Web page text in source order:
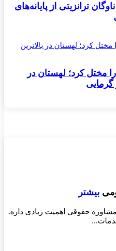
ناوگان ترانزیتی از پایانه‌های
مختل کرد؛ لهستان در
بیشتر
حقوقی اهمیت زیادی داره.